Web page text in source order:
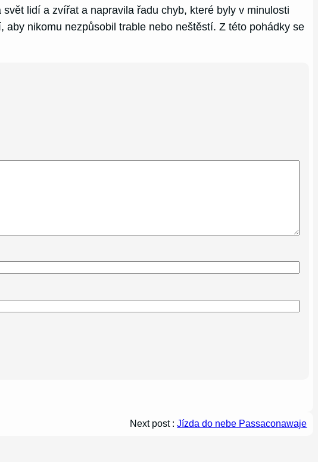
lidí a zvířat a napravila řadu chyb, které byly v minulosti
nikomu nezpůsobil trable nebo neštěstí. Z této pohádky se
Next post :Jízda do nebe Passaconawaje